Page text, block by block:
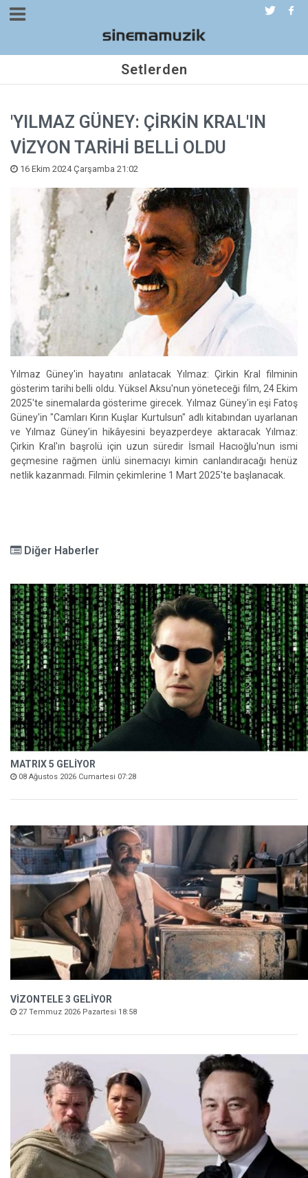
Setlerden
'YILMAZ GÜNEY: ÇİRKİN KRAL'IN
VİZYON TARİHİ BELLİ OLDU
16 Ekim 2024 Çarşamba 21:02
Yılmaz Güney'in hayatını anlatacak Yılmaz: Çirkin Kral filminin
gösterim tarihi belli oldu. Yüksel Aksu'nun yöneteceği film, 24 Ekim
2025'te sinemalarda gösterime girecek. Yılmaz Güney'in eşi Fatoş
Güney'in "Camları Kırın Kuşlar Kurtulsun" adlı kitabından uyarlanan
ve Yılmaz Güney'in hikâyesini beyazperdeye aktaracak Yılmaz:
Çirkin Kral'ın başrolü için uzun süredir İsmail Hacıoğlu'nun ismi
geçmesine rağmen ünlü sinemacıyı kimin canlandıracağı henüz
netlik kazanmadı. Filmin çekimlerine 1 Mart 2025'te başlanacak.
Diğer Haberler
MATRIX 5 GELİYOR
08 Ağustos 2026 Cumartesi 07:28
VİZONTELE 3 GELİYOR
27 Temmuz 2026 Pazartesi 18:58